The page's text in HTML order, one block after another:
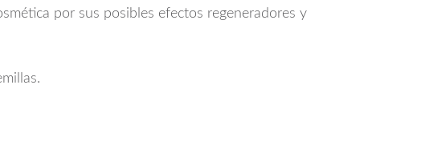
por sus posibles efectos regeneradores y